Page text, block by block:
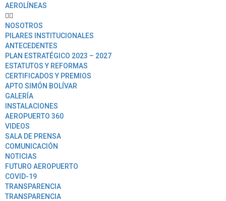
AEROLÍNEAS
NOSOTROS
PILARES INSTITUCIONALES
ANTECEDENTES
PLAN ESTRATÉGICO 2023 – 2027
ESTATUTOS Y REFORMAS
CERTIFICADOS Y PREMIOS
APTO SIMÓN BOLÍVAR
GALERÍA
INSTALACIONES
AEROPUERTO 360
VIDEOS
SALA DE PRENSA
COMUNICACIÓN
NOTICIAS
FUTURO AEROPUERTO
COVID-19
TRANSPARENCIA
TRANSPARENCIA